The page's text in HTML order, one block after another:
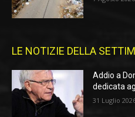
LE NOTIZIE DELLA
Addio a
dedicata
31 Luglio